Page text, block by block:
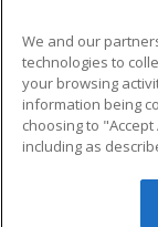
Military
Financial
Help
© 2026
We and our
technologies to
your browsing
information being
choosing to
including as